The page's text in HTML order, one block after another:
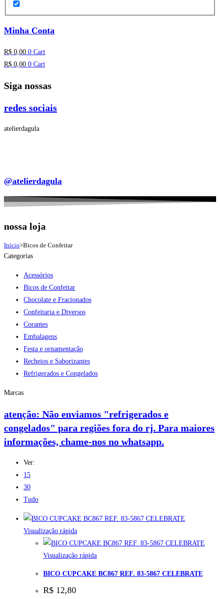
Minha Conta
R$ 0,00 0 Cart
R$ 0,00 0 Cart
Siga nossas
redes sociais
atelierdagula
@atelierdagula
nossa loja
Início>Bicos de Confeitar
Categorias
Acessórios
Bicos de Confeitar
Chocolate e Fracionados
Confeitaria e Diversos
Corantes
Embalagens
Festa e ornamentação
Recheios e Saborizantes
Refrigerados e Congelados
Marcas
atenção: Não enviamos "refrigerados e
congelados" para regiões fora do rj. Para maiores
informações, chame-nos no whatsapp.
Ver:
15
30
Tudo
Visualização rápida
Visualização rápida
BICO CUPCAKE BC867 REF. 83-5867 CELEBRATE
R$ 12,80